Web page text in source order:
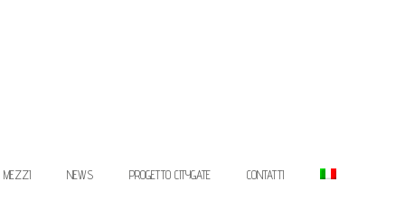
MEZZI NEWS PROGETTO CITYGATE CONTATTI